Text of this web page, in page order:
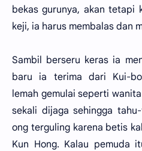
bekas gurunya, akan tetapi
keji, ia harus membalas dan
Sambil berseru keras ia
baru ia terima dari Kui-bo
lemah gemulai seperti
sekali dijaga sehingga
ong terguling karena betis
Kun Hong. Kalau pemuda